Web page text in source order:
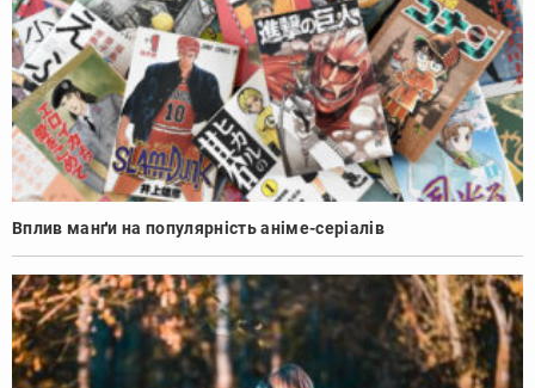
Вплив манґи на популярність аніме-серіалів